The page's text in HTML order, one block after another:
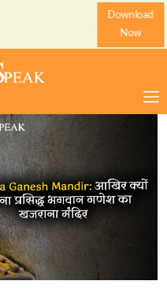
StarzSpeak स्पेशल:
Download
Now